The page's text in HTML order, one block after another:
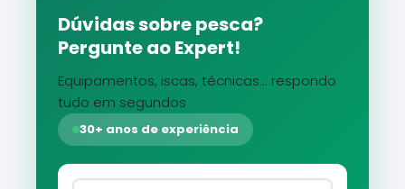
Dúvidas sobre pesca?
Pergunte ao Expert!
Equipamentos, iscas, técnicas... respondo
tudo em segundos
30+ anos de experiência